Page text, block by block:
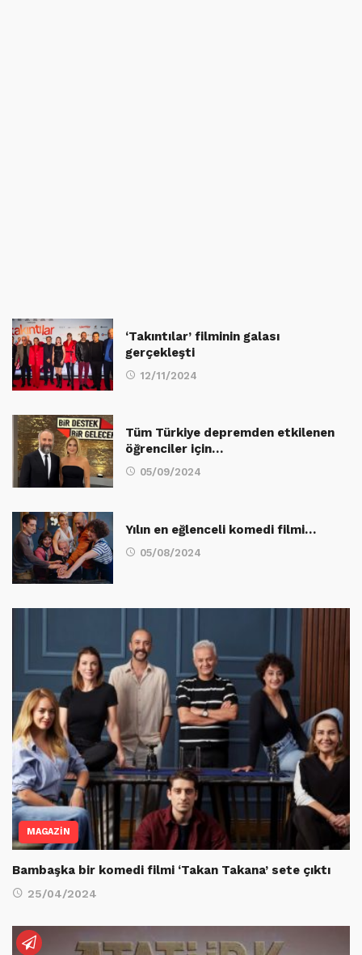
‘Takıntılar’ filminin galası
gerçekleşti
12/11/2024
Tüm Türkiye depremden etkilenen
öğrenciler için…
05/09/2024
Yılın en eğlenceli komedi filmi…
05/08/2024
MAGAZİN
Bambaşka bir komedi filmi ‘Takan Takana’ sete çıktı
25/04/2024